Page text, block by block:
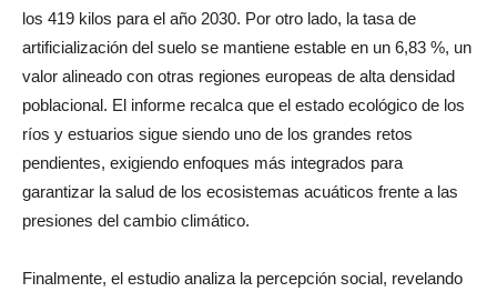
los 419 kilos para el año 2030. Por otro lado, la tasa de
artificialización del suelo se mantiene estable en un 6,83 %, un
valor alineado con otras regiones europeas de alta densidad
poblacional. El informe recalca que el estado ecológico de los
ríos y estuarios sigue siendo uno de los grandes retos
pendientes, exigiendo enfoques más integrados para
garantizar la salud de los ecosistemas acuáticos frente a las
presiones del cambio climático.
Finalmente, el estudio analiza la percepción social, revelando